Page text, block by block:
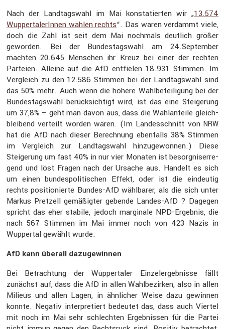
Nach der Landtags­wahl im Mai konsta­tierten wir „13.574
Wupper­ta­le­rInnen wählen rechts“. Das waren verdammt viele,
doch die Zahl ist seit dem Mai nochmals deutlich größer
geworden. Bei der Bundes­tags­wahl am 24.September
machten 20.645 Menschen ihr Kreuz bei einer der rechten
Parteien. Alleine auf die AfD entfielen 18.931 Stimmen. Im
Vergleich zu den 12.586 Stimmen bei der Landtags­wahl sind
das 50% mehr. Auch wenn die höhere Wahlbe­tei­li­gung bei der
Bundes­tags­wahl berück­sich­tigt wird, ist das eine Steige­rung
um 37,8% – geht man davon aus, dass die Wahlan­teile gleich­
blei­bend verteilt worden wären. (Im Landes­schnitt von NRW
hat die AfD nach dieser Berech­nung ebenfalls 38% Stimmen
im Vergleich zur Landtags­wahl hinzu­ge­wonnen.) Diese
Steige­rung um fast 40% in nur vier Monaten ist besorg­nis­er­re­
gend und löst Fragen nach der Ursache aus. Handelt es sich
um einen bundes­po­li­ti­schen Effekt, oder ist die eindeutig
rechts positio­nierte Bundes-AfD wählbarer, als die sich unter
Markus Pretzell gemäßigter gebende Landes-AfD ? Dagegen
spricht das eher stabile, jedoch margi­nale NPD-Ergebnis, die
nach 567 Stimmen im Mai immer noch von 423 Nazis in
Wuppertal gewählt wurde.
AfD kann überall dazuge­winnen
Bei Betrach­tung der Wupper­taler Einzel­er­geb­nisse fällt
zunächst auf, dass die AfD in allen Wahlbe­zirken, also in allen
Milieus und allen Lagen, in ähnli­cher Weise dazu gewinnen
konnte. Negativ inter­pre­tiert bedeutet das, dass auch Viertel
mit noch im Mai sehr schlechten Ergeb­nissen für die Partei